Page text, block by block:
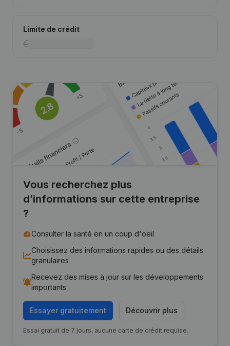
Limite de crédit
Vous recherchez plus
d’informations sur cette entreprise
?
Consulter la santé en un coup d'oeil
Choisissez des informations rapides ou des détails
granulaires
Recevez des mises à jour sur les développements
importants
Essayer gratuitement Découvrir plus
Essai gratuit de 7 jours, aucune carte de crédit requise.